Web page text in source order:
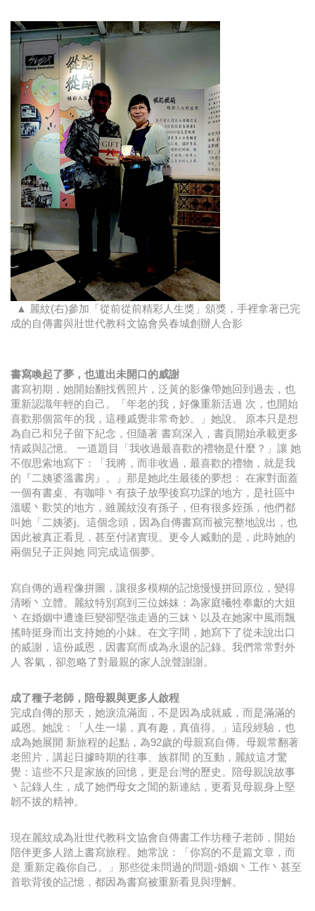
▲ 麗紋(右)參加「從前從前精彩人生獎」頒獎，手裡拿著已完
成的自傳書與壯世代教科文協會吳春城創辦人合影
書寫喚起了夢，也道出未開口的威謝
書寫初期，她開始翻找舊照片，泛黃的影像帶她回到過去，也
重新認識年輕的自己。「年老的我，好像重新活過 次，也開始
喜歡那個當年的我，這種戚覺非常奇妙。」她說。 原本只是想
為自己和兒子留下紀念，但隨著 書寫深入，書頁開始承載更多
情戚與記憶。 一道題目「我收過最喜歡的禮物是什麼？」讓 她
不假思索地寫下：「我將，而非收過，最喜歡的禮物，就是我
的『二姨婆溫書房』。」那是她此生最後的夢想： 在家對面蓋
一個有書桌、有咖啡丶有孩子放學後寫功課的地方，是社區中
溫暖丶歡笑的地方，雖麗紋沒有孫子，但有很多姪孫，他們都
叫她「二姨婆j。這個念頭，因為自傳書寫而被完整地說出，也
因此被真正看見，甚至付諸實現。更令人臧動的是，此時她的
兩個兒子正與她 同完成這個夢。
寫自傳的過程像拼圖，讓很多模糊的記憶慢慢拼回原位，變得
清晰丶立體。麗紋特別寫到三位姊妺：為家庭犧牲奉獻的大姐
丶在婚姻中遭逢巨變卻堅強走過的三妺丶以及在她家中風雨飄
搖時挺身而出支持她的小妺。在文字間，她寫下了從未說出口
的烕謝，這份戚恩，因書寫而成為永退的記錄。我們常常對外
人 客氣，卻忽略了對最親的家人說聲謝謝。
成了種子老師，陪母親與更多人啟程
完成自傳的那天，她淚流滿面，不是因為成就烕，而是滿滿的
戚恩。她說：「人生一場，真有趣，真值得。」這段經驗，也
成為她展開 新旅程的起點，為92歲的母親寫自傳。母親常翻著
老照片，講起日據時期的往事、族群間 的互動，麗紋這才驚
覺：這些不只是家族的回憶，更是台灣的歷史。陪母親說故事
丶記錄人生，成了她們母女之閶的新連結，更看見母親身上堅
韌不拔的精神。
現在麗紋成為壯世代教科文協會自傳書工作坊種子老師，開始
陪伴更多人踏上書寫旅程。她常說：「你寫的不是篇文章，而
是 重新定義你自己。」那些從未問過的問題-婚姻丶工作丶甚至
首歌背後的記憶，都因為書寫被重新看見與理解。